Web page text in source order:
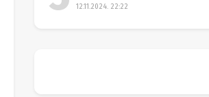
12.11.2024. 22:22